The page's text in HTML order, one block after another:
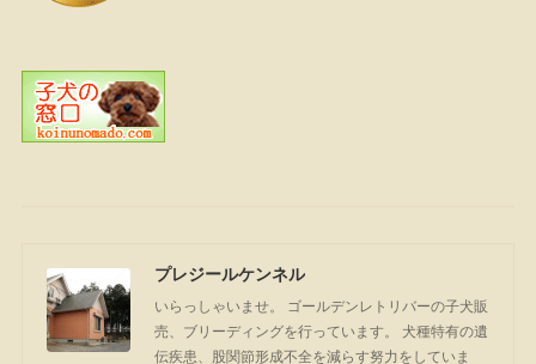
プレジールケンネル
いらっしゃいませ。 ゴールデンレトリバーの子犬販
売、ブリーディングを行っています。 犬種特有の遺
伝疾患、股関節形成不全を減らす努力をしていま